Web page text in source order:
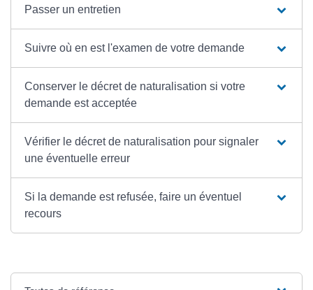
Passer un entretien
Suivre où en est l'examen de votre demande
Conserver le décret de naturalisation si votre
demande est acceptée
Vérifier le décret de naturalisation pour signaler
une éventuelle erreur
Si la demande est refusée, faire un éventuel
recours